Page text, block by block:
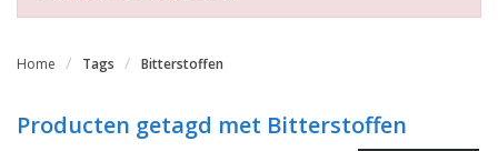
Home Tags Bitterstoffen
Producten getagd met Bitterstoffen